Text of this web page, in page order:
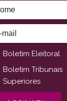
Boletim Eleitoral
Boletim Tribunais
Superiores